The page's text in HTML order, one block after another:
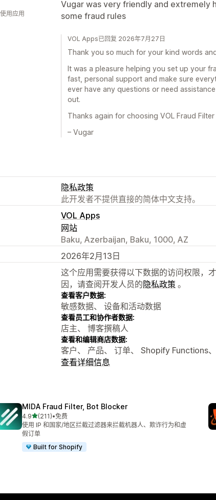
Vugar was very friendly and extremely
some fraud rules
用应用
VOL Apps已回复 2026年7月27日
Thank you so much for your kind words
It was a pleasure helping you set up your
fast, personal support and make sure
ever have any questions or need
out.
Thanks again for choosing VOL Fraud
– Vugar
隐私政策
此开发者不提供直接的简体中文支持。
VOL Apps
网站
Baku, Azerbaijan, Baku, 1000, AZ
2026年2月13日
这个应用需要获得以下数据的访问权限，
因，请查阅开发人员的隐私政策 。
查看客户数据:
敏感数据、 设备和活动数据
查看员工和协作者数据:
店主、 博客撰稿人
查看和编辑商店数据:
客户、 产品、 订单、 Shopify Functions
查看详细信息
MIDA Fraud Filter, Bot Blocker
4.9星（满分 5 星）
(211)
总共 211 条评论
•免费
使用 IP 和国家/地区拦截过滤器来拦截机器人、欺诈行为和虚
假订单
Built for Shopify